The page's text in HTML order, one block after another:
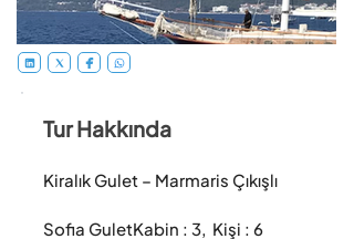
Tur Hakkında
Kiralık Gulet – Marmaris Çıkışlı
Sofia Gulet﻿Kabin : 3,  Kişi : 6